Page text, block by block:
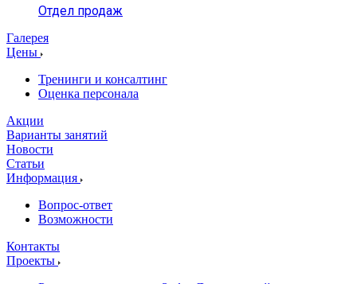
Отдел продаж
Галерея
Цены
Тренинги и консалтинг
Оценка персонала
Акции
Варианты занятий
Новости
Статьи
Информация
Вопрос-ответ
Возможности
Контакты
Проекты